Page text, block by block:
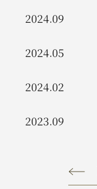
2024.09
2024.05
2024.02
2023.09